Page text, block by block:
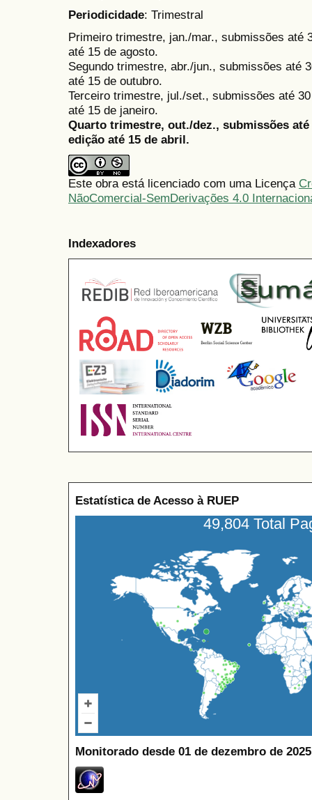
Periodicidade: Trimestral
Primeiro trimestre, jan./mar., submissões até
até 15 de agosto.
Segundo trimestre, abr./jun., submissões até
até 15 de outubro.
Terceiro trimestre, jul./set., submissões até
até 15 de janeiro.
Quarto trimestre, out./dez., submissões
edição até 15 de abril.
Este obra está licenciado com uma Licença
NãoComercial-SemDerivações 4.0
Indexadores
Estatística de Acesso à RUEP
49,804 Total
Monitorado desde 01 de dezembro de